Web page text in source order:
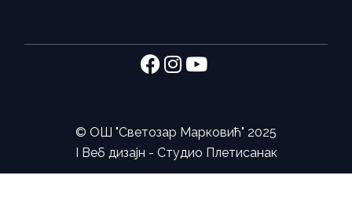
© ОШ "Светозар Марковић" 2025
I Веб дизајн - Студио Плетисанак